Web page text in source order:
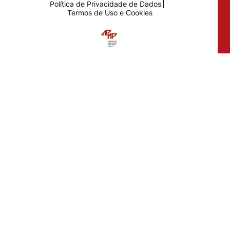
Política de Privacidade de Dados
Termos de Uso e Cookies